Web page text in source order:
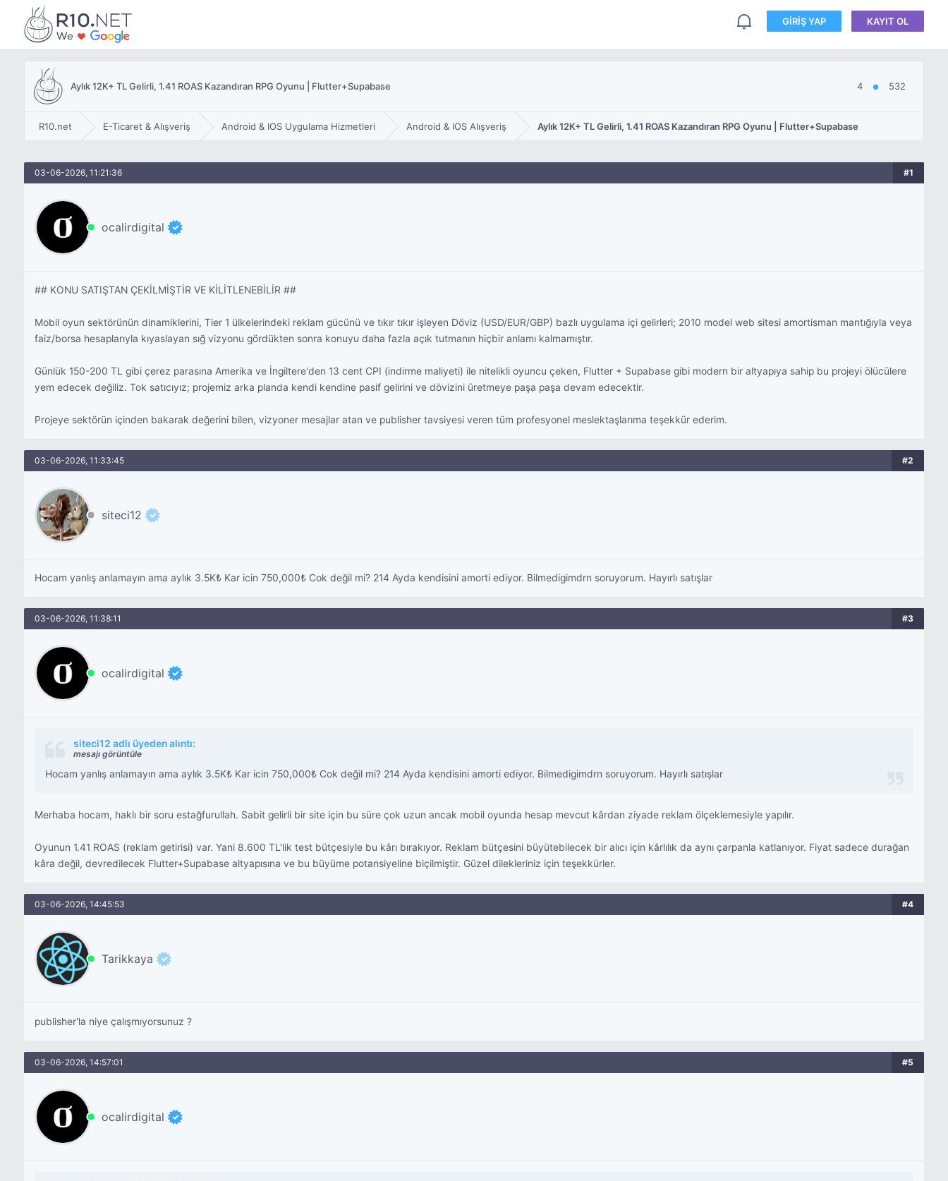
GIRIŞ YAP KAYIT OL
Aylık 12K+ TL Gelirli, 1.41 ROAS Kazandıran RPG Oyunu | Flutter+Supabase 4 ● 532
R10.net E-Ticaret & Alışveriş Android & IOS Uygulama Hizmetleri Android & IOS Alışveriş Aylık 12K+ TL Gelirli, 1.41 ROAS Kazandıran RPG Oyunu | Flutter+Supabase
03-06-2026, 11:21:36 #1
ocalirdigital
## KONU SATIŞTAN ÇEKİLMİŞTİR VE KİLİTLENEBİLİR ##
Mobil oyun sektörünün dinamiklerini, Tier 1 ülkelerindeki reklam gücünü ve tıkır tıkır işleyen Döviz (USD/EUR/GBP) bazlı uygulama içi gelirleri; 2010 model web sitesi amortisman mantığıyla veya
faiz/borsa hesaplarıyla kıyaslayan sığ vizyonu gördükten sonra konuyu daha fazla açık tutmanın hiçbir anlamı kalmamıştır.
Günlük 150-200 TL gibi çerez parasına Amerika ve İngiltere'den 13 cent CPI (indirme maliyeti) ile nitelikli oyuncu çeken, Flutter + Supabase gibi modern bir altyapıya sahip bu projeyi ölücülere
yem edecek değiliz. Tok satıcıyız; projemiz arka planda kendi kendine pasif gelirini ve dövizini üretmeye paşa paşa devam edecektir.
Projeye sektörün içinden bakarak değerini bilen, vizyoner mesajlar atan ve publisher tavsiyesi veren tüm profesyonel meslektaşlarıma teşekkür ederim.
03-06-2026, 11:33:45 #2
siteci12
Hocam yanlış anlamayın ama aylık 3.5K₺ Kar icin 750,000₺ Cok değil mi? 214 Ayda kendisini amorti ediyor. Bilmedigimdrn soruyorum. Hayırlı satışlar
03-06-2026, 11:38:11 #3
ocalirdigital
siteci12 adlı üyeden alıntı:
mesajı görüntüle
Hocam yanlış anlamayın ama aylık 3.5K₺ Kar icin 750,000₺ Cok değil mi? 214 Ayda kendisini amorti ediyor. Bilmedigimdrn soruyorum. Hayırlı satışlar
Merhaba hocam, haklı bir soru estağfurullah. Sabit gelirli bir site için bu süre çok uzun ancak mobil oyunda hesap mevcut kârdan ziyade reklam ölçeklemesiyle yapılır.
Oyunun 1.41 ROAS (reklam getirisi) var. Yani 8.600 TL'lik test bütçesiyle bu kârı bırakıyor. Reklam bütçesini büyütebilecek bir alıcı için kârlılık da aynı çarpanla katlanıyor. Fiyat sadece durağan
kâra değil, devredilecek Flutter+Supabase altyapısına ve bu büyüme potansiyeline biçilmiştir. Güzel dilekleriniz için teşekkürler.
03-06-2026, 14:45:53 #4
Tarikkaya
publisher'la niye çalışmıyorsunuz ?
03-06-2026, 14:57:01 #5
ocalirdigital